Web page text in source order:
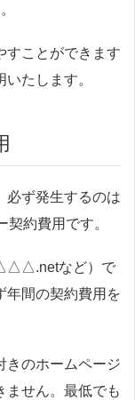
すことができます
たします。
必ず発生するのは
約費用です。
△△△.netなど）で
年間の契約費用を
きのホームページ
ません。最低でも